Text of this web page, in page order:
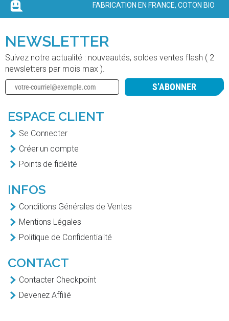
FABRICATION EN FRANCE, COTON BIO
NEWSLETTER
Suivez notre actualité : nouveautés, soldes ventes flash ( 2
newsletters par mois max ).
S’ABONNER
ESPACE CLIENT
Se Connecter
Créer un compte
Points de fidélité
INFOS
Conditions Générales de Ventes
Mentions Légales
Politique de Confidentialité
CONTACT
Contacter Checkpoint
Devenez Affilié